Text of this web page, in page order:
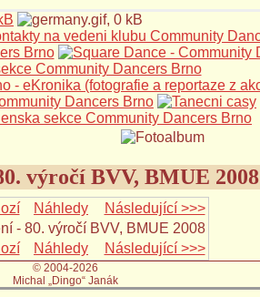
výročí BVV, BMUE 2008
Náhledy Následující >>>
Náhledy Následující >>>
© 2004-2026
Michal „Dingo“ Janák